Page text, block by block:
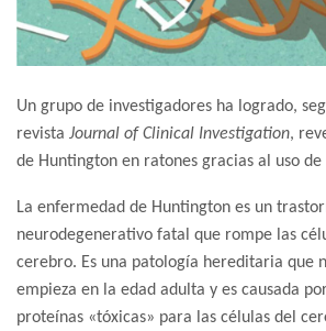
Un grupo de investigadores ha logrado,
revista Journal of Clinical Investigation,
de Huntington en ratones gracias al uso
La enfermedad de Huntington es un
neurodegenerativo fatal que rompe las
cerebro. Es una patología hereditaria que
empieza en la edad adulta y es causada
proteínas «tóxicas» para las células del